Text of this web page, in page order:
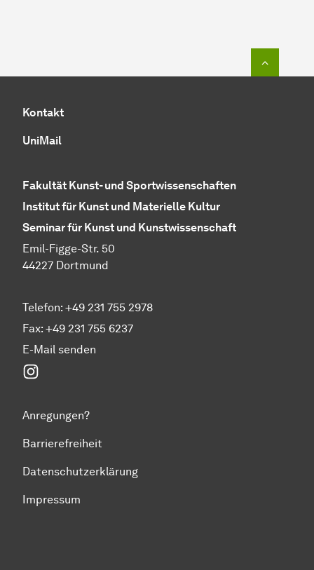
Kontakt
UniMail
Fakultät Kunst- und Sportwissenschaften
Institut für Kunst und Materielle Kultur
Seminar für Kunst und Kunstwissenschaft
Emil-Figge-Str. 50
44227 Dortmund
Telefon: +49 231 755 2978
Fax: +49 231 755 6237
E-Mail senden
Anregungen?
Barrierefreiheit
Datenschutzerklärung
Impressum